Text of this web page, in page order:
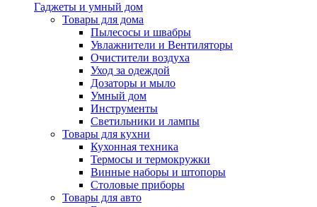
Гаджеты и умный дом
Товары для дома
Пылесосы и швабры
Увлажнители и Вентиляторы
Очистители воздуха
Уход за одеждой
Дозаторы и мыло
Умный дом
Инструменты
Светильники и лампы
Товары для кухни
Кухонная техника
Термосы и термокружки
Винные наборы и штопоры
Столовые приборы
Товары для авто